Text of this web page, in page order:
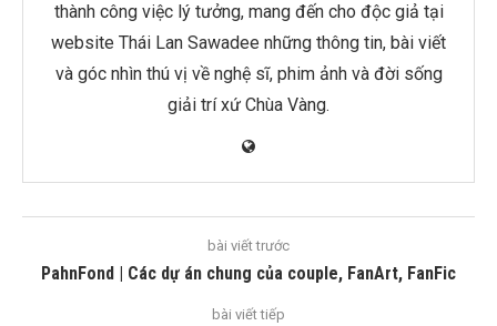
thành công việc lý tưởng, mang đến cho độc giả tại
website Thái Lan Sawadee những thông tin, bài viết
và góc nhìn thú vị về nghệ sĩ, phim ảnh và đời sống
giải trí xứ Chùa Vàng.
bài viết trước
PahnFond | Các dự án chung của couple, FanArt, FanFic
bài viết tiếp